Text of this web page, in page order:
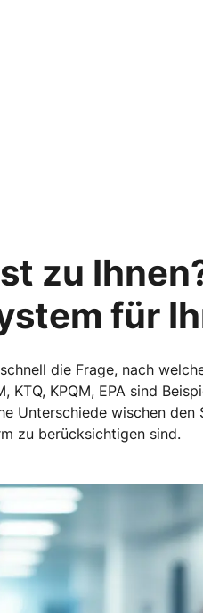
zu
für
die Frage, nach
KTQ, KPQM, EPA sind
Unterschiede wischen
zu berücksichtigen sind.